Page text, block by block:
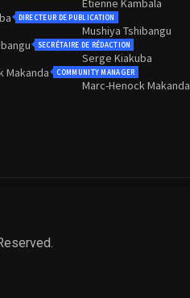
DIRECTEUR DE PUBLICATION
SECRÉTAIRE DE RÉDACTION
Makanda COMMUNITY MANAGER
Mushiya Tshibangu
Serge Kiakuba
Marc-Henock Makanda